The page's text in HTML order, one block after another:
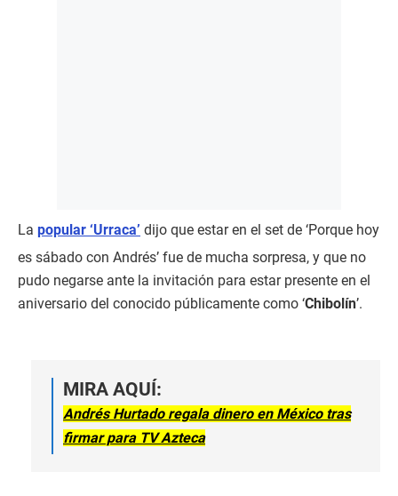
La popular ‘Urraca’ dijo que estar en el set de ‘Porque hoy
es sábado con Andrés’ fue de mucha sorpresa, y que no
pudo negarse ante la invitación para estar presente en el
aniversario del conocido públicamente como ‘Chibolín’.
MIRA AQUÍ:
Andrés Hurtado regala dinero en México tras
firmar para TV Azteca